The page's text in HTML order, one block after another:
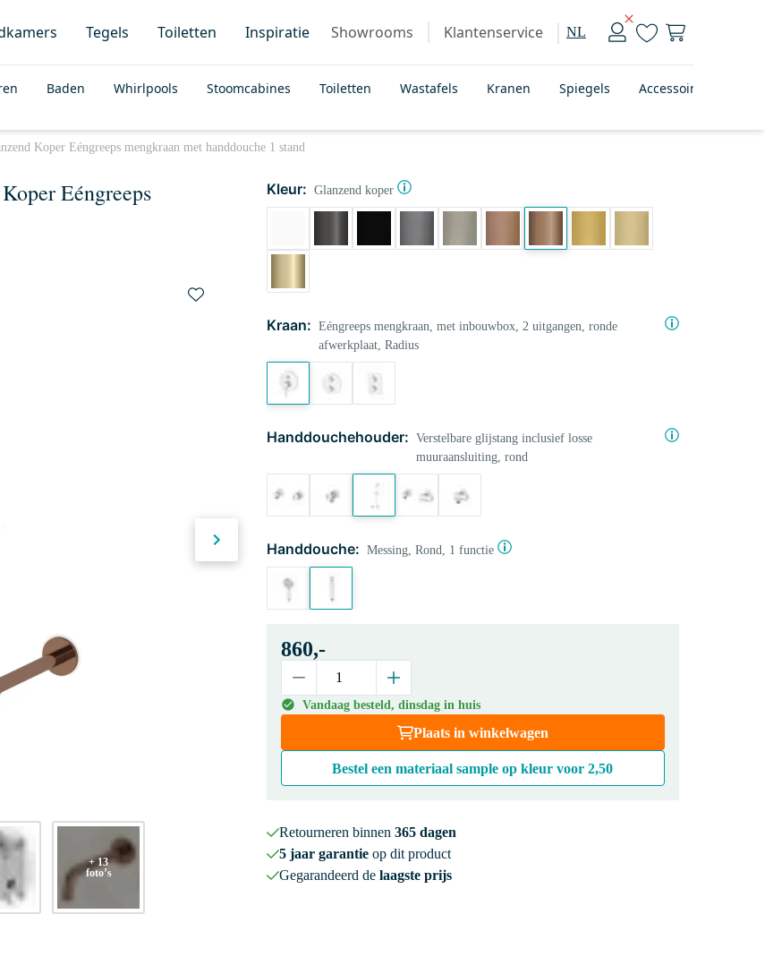
Tegels Toiletten Inspiratie Showrooms Klantenservice NL
Baden Whirlpools Stoomcabines Toiletten Wastafels Kranen Spiegels Accessoires
Koper Eéngreeps mengkraan met handdouche 1 stand
Eéngreeps
+ 13
foto’s
Kleur: Glanzend koper
Kraan: Eéngreeps mengkraan, met inbouwbox, 2 uitgangen, ronde
afwerkplaat, Radius
Handdouchehouder: Verstelbare glijstang inclusief losse
muuraansluiting, rond
Handdouche: Messing, Rond, 1 functie
860,-
Vandaag besteld, dinsdag in huis
Plaats in winkelwagen
Bestel een materiaal sample op kleur voor2,50
Retourneren binnen 365 dagen
5 jaar garantieop dit product
Gegarandeerd de laagste prijs